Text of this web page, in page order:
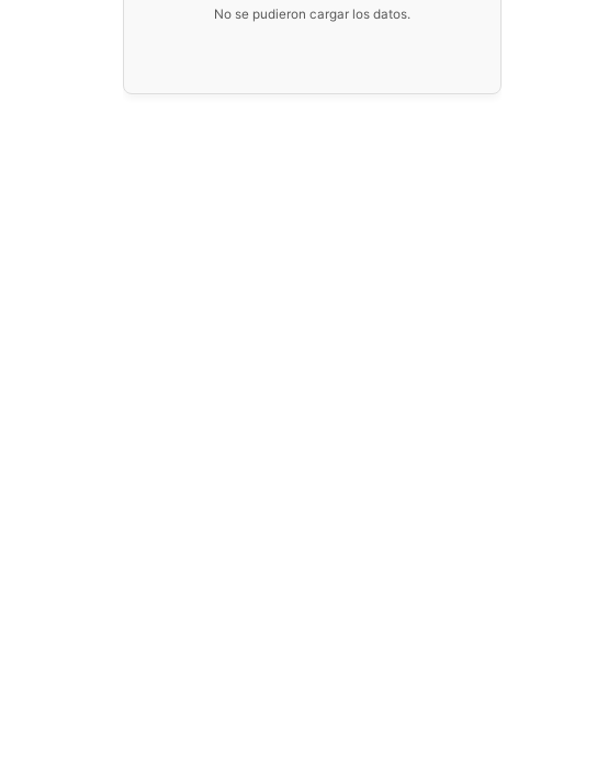
No se pudieron cargar los datos.